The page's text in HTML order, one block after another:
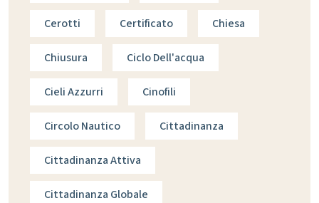
Cerotti Certificato Chiesa
Chiusura Ciclo Dell'acqua
Cieli Azzurri Cinofili
Circolo Nautico Cittadinanza
Cittadinanza Attiva
Cittadinanza Globale